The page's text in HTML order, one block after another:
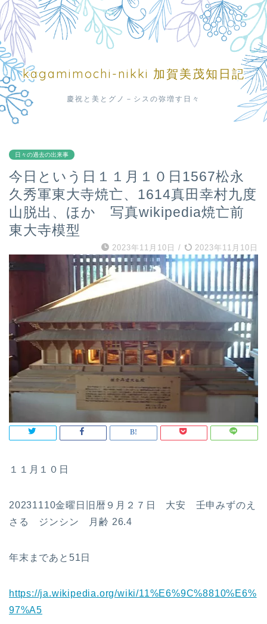
kagamimochi-nikki 加賀美茂知日記
慶祝と美とグノ－シスの弥増す日々
日々の過去の出来事
今日という日１１月１０日1567松永
久秀軍東大寺焼亡、1614真田幸村九度
山脱出、ほか 写真wikipedia焼亡前
東大寺模型
2023年11月10日 / 2023年11月10日
１１月１０日
20231110金曜日旧暦９月２７日 大安 壬申みずのえ
さる ジンシン 月齢 26.4
年末まであと51日
https://ja.wikipedia.org/wiki/11%E6%9C%8810%E6%
97%A5